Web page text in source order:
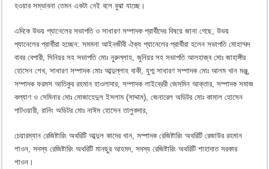
হওয়ার সম্ভাবনা তেমন একটা নেই বলে বুঝা যাচ্ছে।
এদিকে উভয় প্যানেলের সভাপতি ও সাধারণ সম্পাদক প্রার্থীদের বিষয়ে জানা গেছে, উভয়
প্যানেলের প্রার্থীরা হচ্ছেন: সমমনা আইনজীবী ঐক্য প্যানেলের প্রার্থীরা হলেন সভাপতি মোহাম্মদ
বাবর বেপারী, সিনিয়র সহ সভাপতি মোঃ নুরুল্লাহ, জুনিয়র সহ সভাপতি আলহাজ্ব মোঃ জাহাঙ্গীর
হোসেন শেখ, সাধারণ সম্পাদক মোঃ আব্দুল্লাহ বাকী, যুগ্ম সাধারণ সম্পাদক মোঃ আলম খান মঞ্জু,
সম্পাদক ফরমস আতিকুর রহমান হাওলাদার, সম্পাদক লাইব্রেরী জেসমিন আক্তার, সম্পাদক সমাজ
কল্যাণ ও সেমিনার মোঃ মোজাহেদুল ইসলাম (সাদ্দাম), জেনারেল অডিটর মোঃ কামাল হোসেন
পাটওয়ারী, রানিং অডিটর মোঃ নাঈম হোসেন তালুকদার,
চেয়ারম্যান রেজিষ্টারিং অথরিটি আব্দুল কাদের খান, সম্পাদক রেজিষ্টারিং অথরিটি রেজাউর রহমান
শাওন, সদস্য রেজিষ্টারিং অথরিটি মানছুর আহমদ, সদস্য রেজিষ্টারিং অথরিটি শাহাদাত সরকার
শাওন।